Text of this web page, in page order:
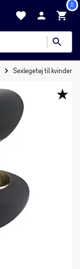
0
Sexlegetøj til kvinder